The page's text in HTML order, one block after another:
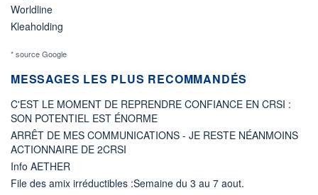
Worldline
Kleaholding
* source Google
MESSAGES LES PLUS RECOMMANDÉS
C'EST LE MOMENT DE REPRENDRE CONFIANCE EN CRSI :
SON POTENTIEL EST ÉNORME
ARRÊT DE MES COMMUNICATIONS - JE RESTE NÉANMOINS
ACTIONNAIRE DE 2CRSI
Info AETHER
File des amix irréductibles :Semaine du 3 au 7 aout.